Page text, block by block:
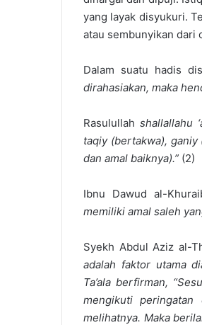
yang layak disyukuri.
atau sembunyikan dari
Dalam suatu hadis
dirahasiakan, maka
Rasulullah shallallahu
taqiy (bertakwa), ganiy
dan amal baiknya).” (2)
Ibnu Dawud al-
memiliki amal saleh
Syekh Abdul Aziz al-
adalah faktor utama
Ta’ala berfirman,
mengikuti
melihatnya. Maka